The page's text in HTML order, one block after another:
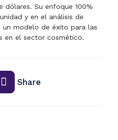
dólares. Su enfoque 100%
y en el análisis de
modelo de éxito para las
en el sector cosmético.
Share